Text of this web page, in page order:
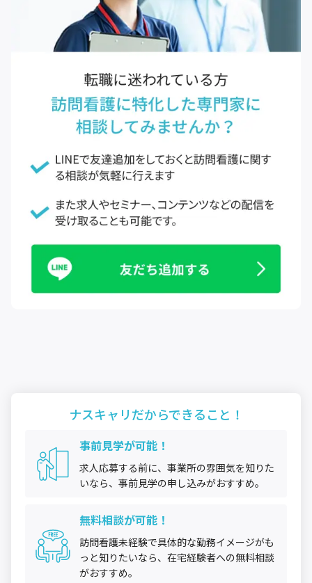
ナスキャリだからできること！
事前見学が可能！
求人応募する前に、事業所の雰囲気を知りた
いなら、事前見学の申し込みがおすすめ。
無料相談が可能！
訪問看護未経験で具体的な勤務イメージがも
っと知りたいなら、在宅経験者への無料相談
がおすすめ。